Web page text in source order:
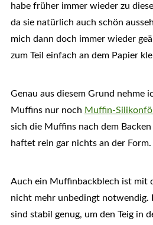
habe früher immer wieder zu
da sie natürlich auch schön
mich dann doch immer wieder
zum Teil einfach an dem Papier
Genau aus diesem Grund nehme
Muffins nur noch Muffin-
sich die Muffins nach dem
haftet rein gar nichts an der Form.
Auch ein Muffinbackblech ist mit
nicht mehr unbedingt notwendig.
sind stabil genug, um den Teig in